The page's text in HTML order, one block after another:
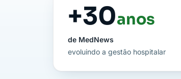
+30anos
de MedNews
evoluindo a gestão hospitalar